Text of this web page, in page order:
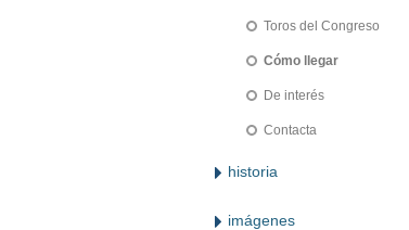
Toros del Congreso
Cómo llegar
De interés
Contacta
historia
imágenes